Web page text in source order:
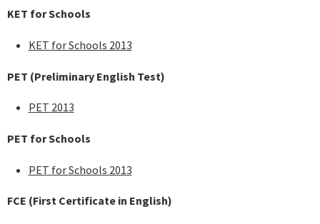
KET for Schools
KET for Schools 2013
PET (Preliminary English Test)
PET 2013
PET for Schools
PET for Schools 2013
FCE (First Certificate in English)